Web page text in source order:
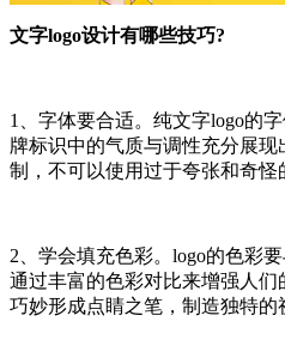
文字logo设计有哪些技巧?
1、字体要合适。纯文字logo的
牌标识中的气质与调性充分展
制，不可以使用过于夸张和奇怪
2、学会填充色彩。logo的色彩
通过丰富的色彩对比来增强人
巧妙形成点睛之笔，制造独特的